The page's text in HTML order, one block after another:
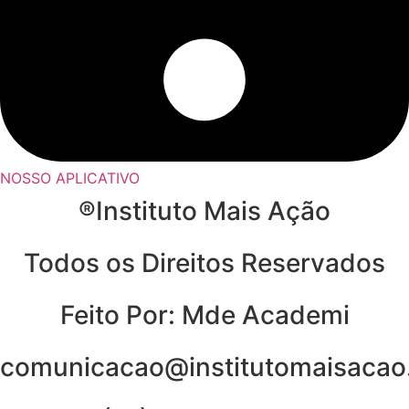
NOSSO APLICATIVO
®Instituto Mais Ação
Todos os Direitos Reservados
Feito Por: Mde Academi